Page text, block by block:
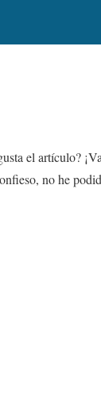
el artículo?
no he